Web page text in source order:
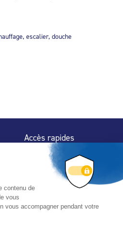
escalier, douche
Accès rapides
Espace Presse
Trouver un
professionnel